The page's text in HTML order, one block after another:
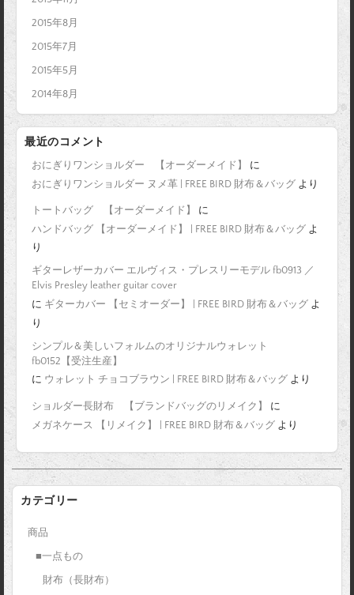
2015年8月
2015年7月
2015年5月
2014年8月
最近のコメント
おにぎりワンショルダー 【オーダーメイド】
に
おにぎりワンショルダー ヌメ革 | FREE BIRD 財布＆バッグ より
トートバッグ 【オーダーメイド】
に
ハンドバッグ 【オーダーメイド】 | FREE BIRD 財布＆バッグ よ
り
ギターレザーカバー エルヴィス・プレスリーモデル fb0913 ／
Elvis Presley leather guitar cover
に ギターカバー 【セミオーダー】 | FREE BIRD 財布＆バッグ よ
り
シンプル＆美しいフォルムのオリジナルウォレット
fb0152【受注生産】
に ウォレット チョコブラウン | FREE BIRD 財布＆バッグ より
ショルダー長財布 【ブランドバッグのリメイク】
に
メガネケース 【リメイク】 | FREE BIRD 財布＆バッグ より
カテゴリー
商品
■一点もの
財布（長財布）